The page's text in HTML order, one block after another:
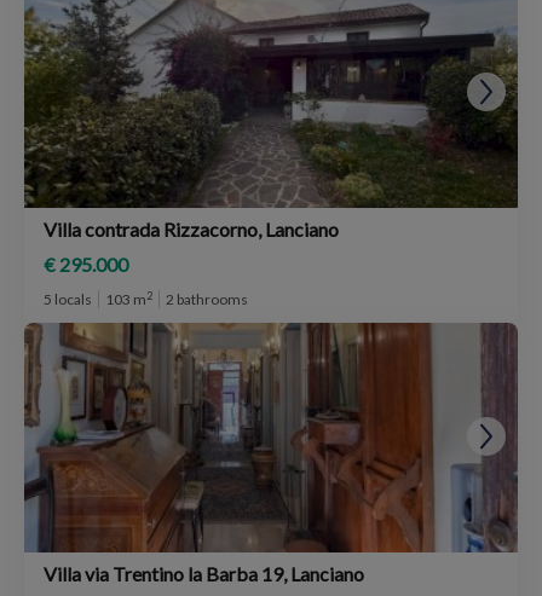
Villa contrada Rizzacorno, Lanciano
€ 295.000
5 locals 103 m2 2 bathrooms
Villa via Trentino la Barba 19, Lanciano